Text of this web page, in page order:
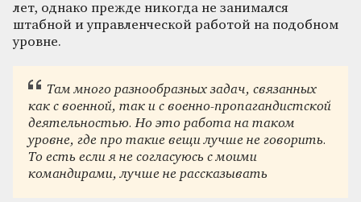
лет, однако прежде никогда не занимался
штабной и управленческой работой на подобном
уровне.
Там много разнообразных задач, связанных
как с военной, так и с военно-пропагандистской
деятельностью. Но это работа на таком
уровне, где про такие вещи лучше не говорить.
То есть если я не согласуюсь с моими
командирами, лучше не рассказывать